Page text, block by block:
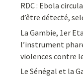
RDC : Ebola
d’être détecté,
La Gambie, 1er
l’instrument
violences contre
Le Sénégal et la